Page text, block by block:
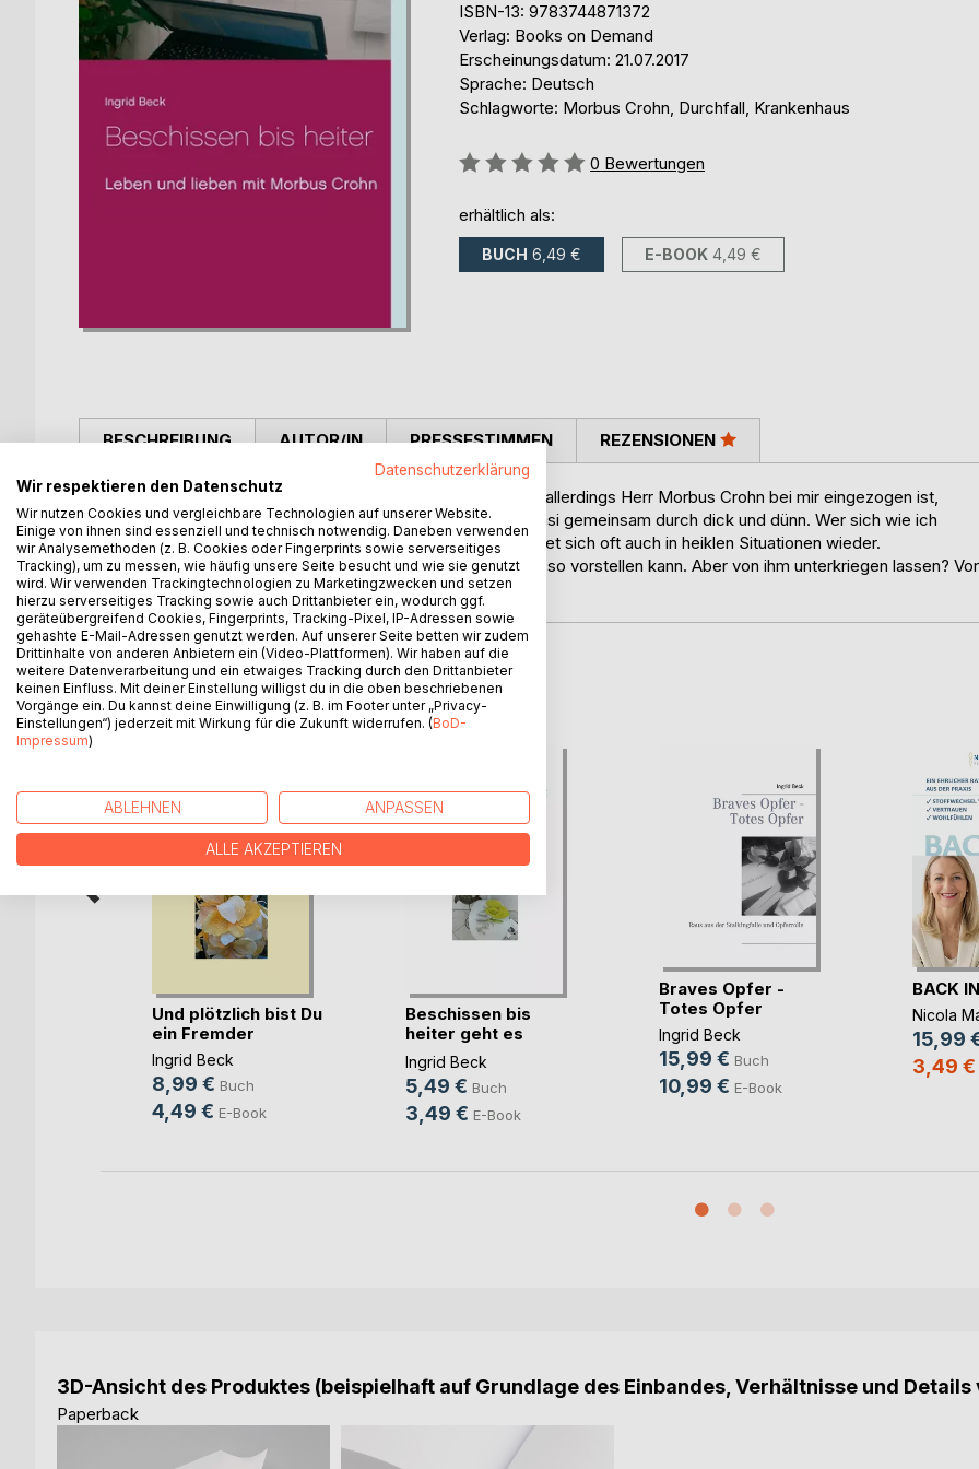
ISBN-13: 9783744871372
Verlag: Books on Demand
Erscheinungsdatum: 21.07.2017
Sprache: Deutsch
Schlagworte: Morbus Crohn, Durchfall, Krankenhaus
Bewertung::
0 Bewertungen
erhältlich als:
BUCH 6,49 € E-BOOK 4,49 €
BESCHREIBUNG
Es gibt wahrlich schönere Örtchen als das stille. Seit dem allerdings Herr Morbus Crohn bei mir eingezogen ist,
verbringe ich mehr Zeit dort, als mir lieb ist. Wir gehen quasi gemeinsam durch dick und dünn. Wer sich wie ich
seinen Alltag mit einem solchen Gesellen teilen muss, findet sich oft auch in heiklen Situationen wieder.
Das Leben mit ihm bringt alle Emotionen mit, die man sich so vorstellen kann. Aber von ihm unterkriegen lassen?
wegen. Nach wie vor gilt für mich: Das Leben ist schön!
AUTOR/IN PRESSESTIMMEN REZENSIONEN
WEITERE TITEL BEIBoD
Und plötzlich bist Du
ein Fremder
Ingrid Beck
8,99 € Buch
4,49 € E-Book
Beschissen bis
heiter geht es
weiter
Ingrid Beck
5,49 € Buch
3,49 € E-Book
Braves Opfer -
Totes Opfer
Ingrid Beck
15,99 € Buch
10,99 € E-Book
BACK
Nicola
15,99
3,49 €
3D-Ansicht des Produktes (beispielhaft auf Grundlage des Einbandes, Verhältnisse und
Paperback
Datenschutzerklärung
Wir respektieren den Datenschutz
Wir nutzen Cookies und vergleichbare Technologien auf unserer Website.
Einige von ihnen sind essenziell und technisch notwendig. Daneben verwenden
wir Analysemethoden (z. B. Cookies oder Fingerprints sowie serverseitiges
Tracking), um zu messen, wie häufig unsere Seite besucht und wie sie genutzt
wird. Wir verwenden Trackingtechnologien zu Marketingzwecken und setzen
hierzu serverseitiges Tracking sowie auch Drittanbieter ein, wodurch ggf.
geräteübergreifend Cookies, Fingerprints, Tracking-Pixel, IP-Adressen sowie
gehashte E-Mail-Adressen genutzt werden. Auf unserer Seite betten wir zudem
Drittinhalte von anderen Anbietern ein (Video-Plattformen). Wir haben auf die
weitere Datenverarbeitung und ein etwaiges Tracking durch den Drittanbieter
keinen Einfluss. Mit deiner Einstellung willigst du in die oben beschriebenen
Vorgänge ein. Du kannst deine Einwilligung (z. B. im Footer unter „Privacy-
Einstellungen“) jederzeit mit Wirkung für die Zukunft widerrufen. (BoD-
Impressum)
ABLEHNEN ANPASSEN
ALLE AKZEPTIEREN